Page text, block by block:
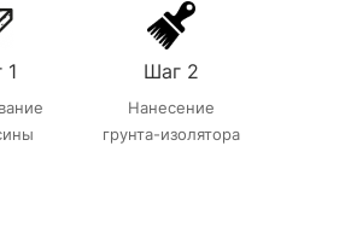
1 Шаг 2
Нанесение
грунта-изолятора